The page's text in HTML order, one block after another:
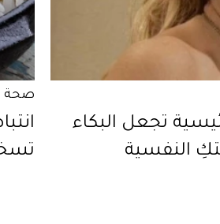
تجعل البكاء
النفسية
صحة